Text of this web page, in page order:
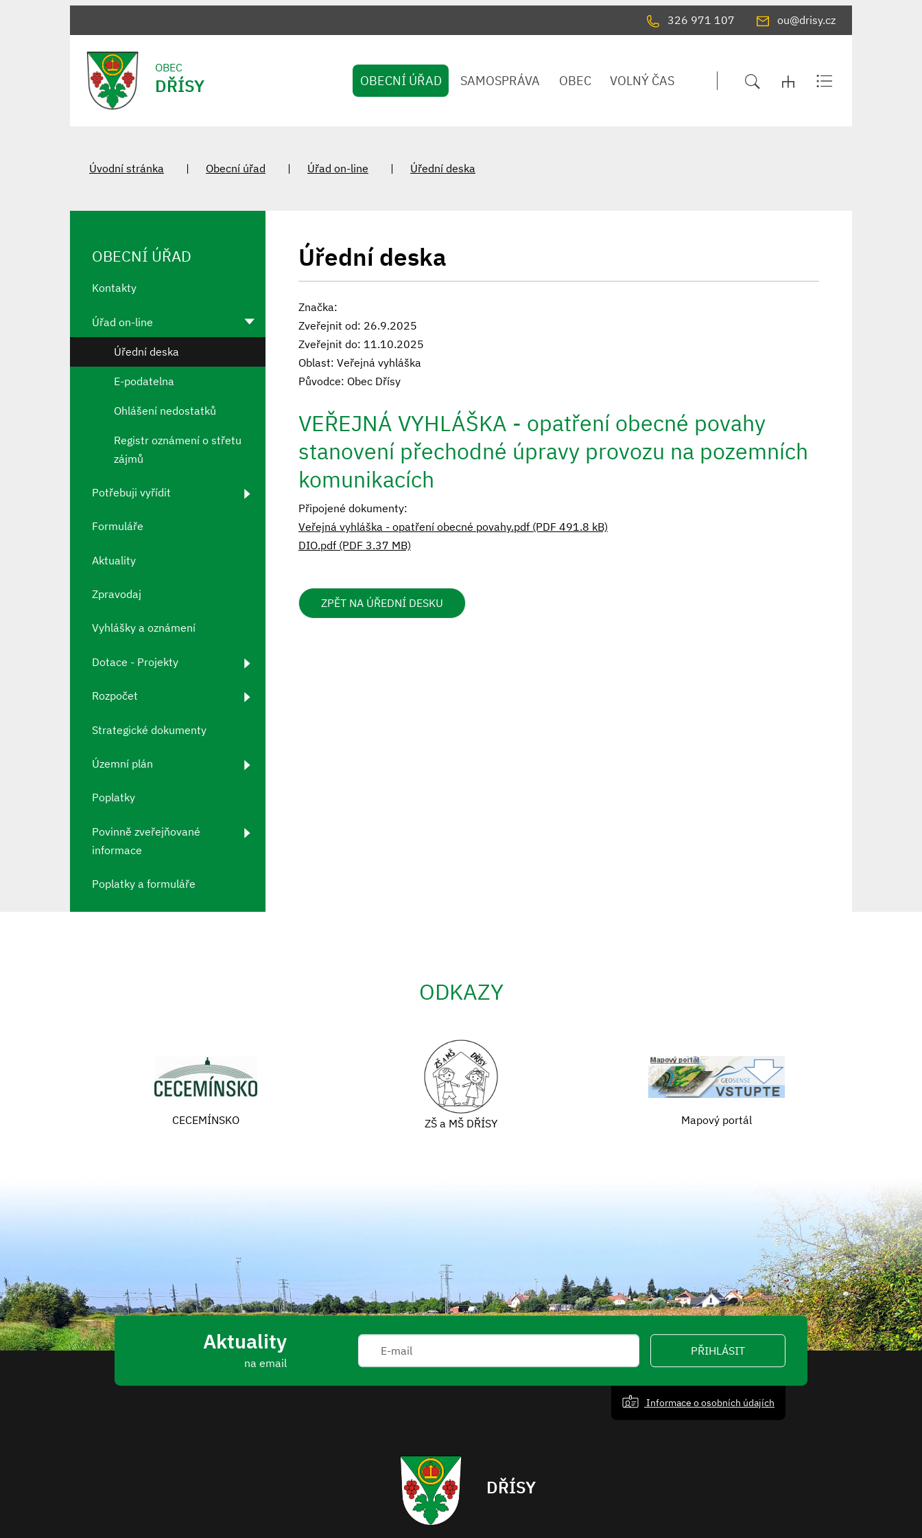
326 971 107 ou@drisy.cz
OBEC
DŘÍSY OBECNÍ ÚŘAD SAMOSPRÁVA OBEC VOLNÝ ČAS
Úvodní stránka Obecní úřad Úřad on-line Úřední deska
Úřední deska
Značka:
Zveřejnit od: 26.9.2025
Zveřejnit do: 11.10.2025
Oblast: Veřejná vyhláška
Původce: Obec Dřísy
VEŘEJNÁ VYHLÁŠKA - opatření obecné povahy
stanovení přechodné úpravy provozu na pozemních
komunikacích
Připojené dokumenty:
Veřejná vyhláška - opatření obecné povahy.pdf (PDF 491.8 kB)
DIO.pdf (PDF 3.37 MB)
ZPĚT NA ÚŘEDNÍ DESKU
OBECNÍ ÚŘAD
Kontakty
Úřad on-line
Úřední deska
E-podatelna
Ohlášení nedostatků
Registr oznámení o střetu
zájmů
Potřebuji vyřídit
Formuláře
Aktuality
Zpravodaj
Vyhlášky a oznámení
Dotace - Projekty
Rozpočet
Strategické dokumenty
Územní plán
Poplatky
Povinně zveřejňované
informace
Poplatky a formuláře
ODKAZY
CECEMÍNSKO ZŠ a MŠ DŘÍSY Mapový portál
Aktuality
na email
PŘIHLÁSIT
Informace o osobních údajích
DŘÍSY